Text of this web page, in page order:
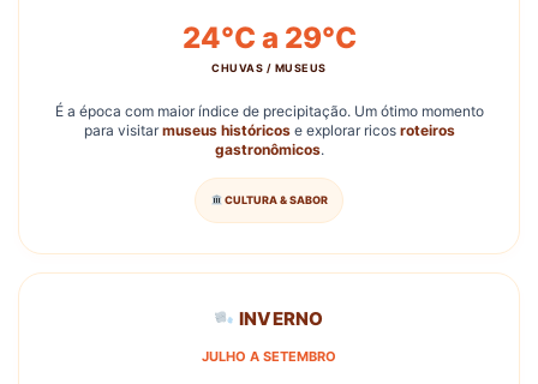
24°C a 29°C
CHUVAS / MUSEUS
É a época com maior índice de precipitação. Um ótimo momento
para visitarmuseus históricose explorar ricos roteiros
gastronômicos.
CULTURA & SABOR
INVERNO
JULHO A SETEMBRO